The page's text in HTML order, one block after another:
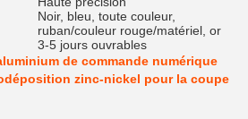
Noir, bleu, toute couleur,
ruban/couleur rouge/matériel, or
3-5 jours ouvrables
de commande numérique
zinc-nickel pour la coupe